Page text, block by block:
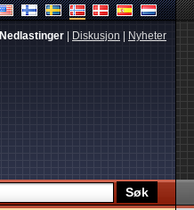
Nedlastinger Diskusjon Nyheter